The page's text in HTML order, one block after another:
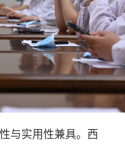
与实用性兼具。西